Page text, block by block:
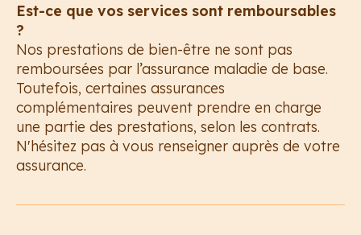
Est-ce que vos services sont remboursables
?
Nos prestations de bien-être ne sont pas
remboursées par l’assurance maladie de base.
Toutefois, certaines assurances
complémentaires peuvent prendre en charge
une partie des prestations, selon les contrats.
N'hésitez pas à vous renseigner auprès de votre
assurance.